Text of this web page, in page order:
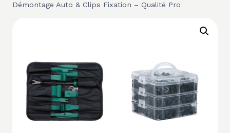
Démontage Auto & Clips Fixation – Qualité Pro